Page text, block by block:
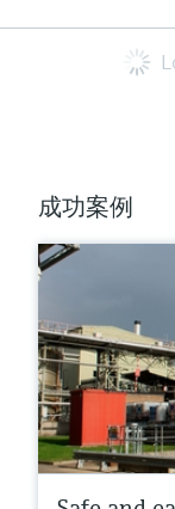
成功案例